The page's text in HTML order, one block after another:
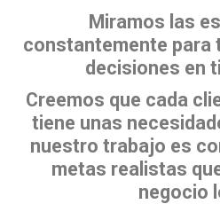
Miramos las
constantemente para
decisiones en
Creemos que cada
tiene unas
nuestro trabajo es
metas realistas
negocio